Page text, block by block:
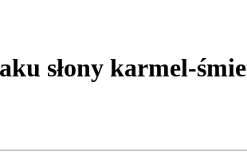
słony karmel-